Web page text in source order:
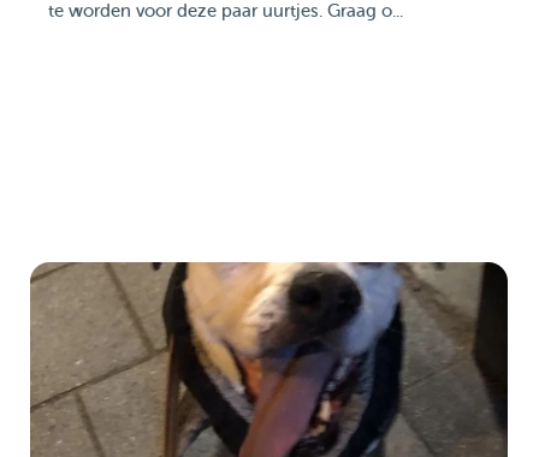
te worden voor deze paar uurtjes. Graag o...